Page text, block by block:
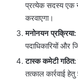
प्रत्येक सदस्य एक
करवाएगा।
मनोनयन प्रक्रिया:
पदाधिकारियों और
टास्क कमेटी गठित:
तत्काल कार्रवाई